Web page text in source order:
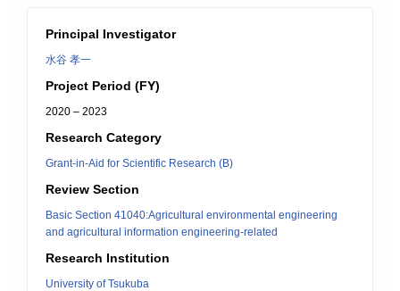
Principal Investigator
水谷 孝一
Project Period (FY)
2020 – 2023
Research Category
Grant-in-Aid for Scientific Research (B)
Review Section
Basic Section 41040:Agricultural environmental engineering
and agricultural information engineering-related
Research Institution
University of Tsukuba